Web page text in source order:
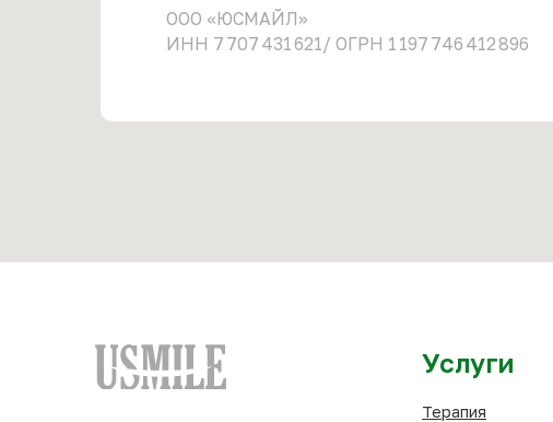
ООО «ЮСМАЙЛ»
ИНН 7 707 431 621/ ОГРН 1 197 746 412 896
Услуги
Терапия